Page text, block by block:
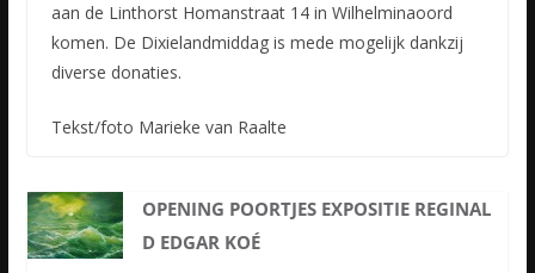
aan de Linthorst Homanstraat 14 in Wilhelminaoord
komen. De Dixielandmiddag is mede mogelijk dankzij
diverse donaties.
Tekst/foto Marieke van Raalte
OPENING POORTJES EXPOSITIE REGINAL
D EDGAR KOÉ